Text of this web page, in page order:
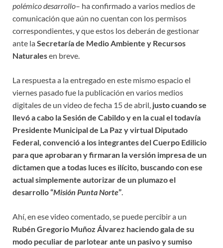
polémico desarrollo– ha confirmado a varios medios de
comunicación que aún no cuentan con los permisos
correspondientes, y que estos los deberán de gestionar
ante laSecretaría de Medio Ambiente y Recursos
Naturalesen breve.
La respuesta a la entregado en este mismo espacio el
viernes pasado fue la publicación en varios medios
digitales de un video de fecha 15 de abril, justo cuando se
llevó a cabo la Sesión de Cabildo y en la cual el todavía
Presidente Municipal de La Paz y virtual Diputado
Federal, convenció a los integrantes del Cuerpo Edilicio
para que aprobaran y firmaran la versión impresa de un
dictamen que a todas luces es ilícito, buscando con ese
actual simplemente autorizar de un plumazo el
desarrollo “Misión Punta Norte”.
Ahí, en ese video comentado, se puede percibir a un
Rubén Gregorio Muñoz Álvarez haciendo gala de su
modo peculiar de parlotear ante un pasivo y sumiso